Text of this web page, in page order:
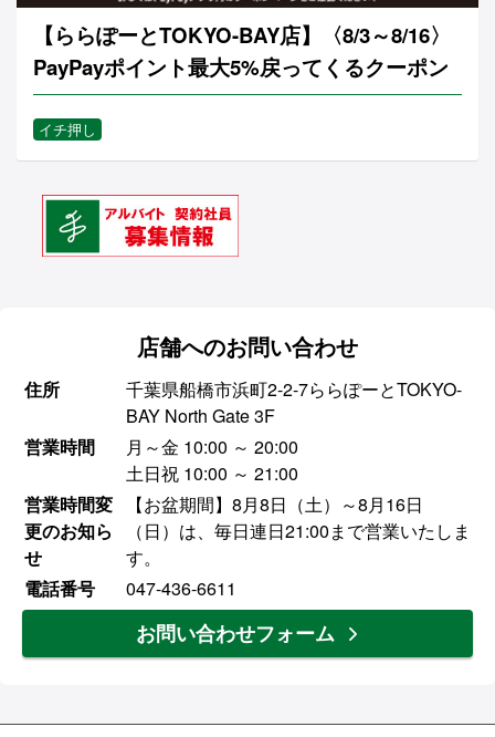
【ららぽーとTOKYO-BAY店】〈8/3～8/16〉
PayPayポイント最大5%戻ってくるクーポン
イチ押し
店舗へのお問い合わせ
住所
千葉県船橋市浜町2-2-7ららぽーとTOKYO-
BAY North Gate 3F
営業時間
月～金 10:00 ～ 20:00
土日祝 10:00 ～ 21:00
営業時間変
更のお知ら
せ
【お盆期間】8月8日（土）～8月16日
（日）は、毎日連日21:00まで営業いたしま
す。
電話番号
047-436-6611
お問い合わせフォーム